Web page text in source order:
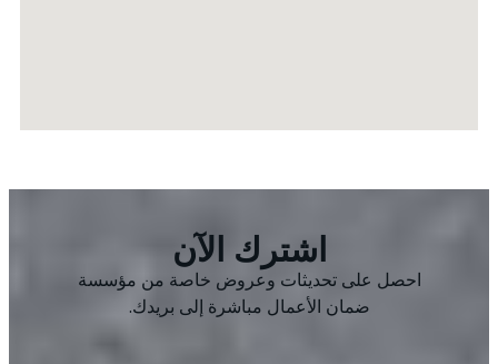
اشترك الآن
احصل على تحديثات وعروض خاصة من مؤسسة
ضمان الأعمال مباشرة إلى بريدك.